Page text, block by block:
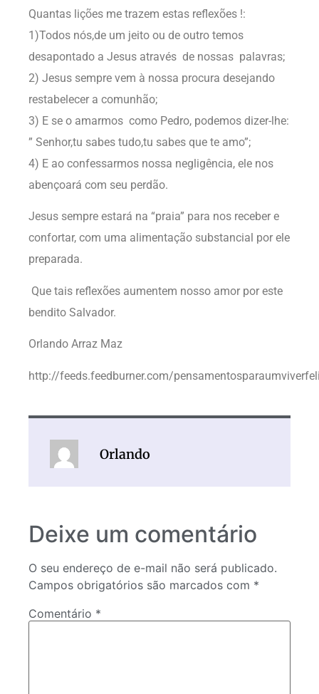
Quantas lições me trazem estas reflexões !:
1)Todos nós,de um jeito ou de outro temos
desapontado a Jesus através de nossas palavras;
2) Jesus sempre vem à nossa procura desejando
restabelecer a comunhão;
3) E se o amarmos como Pedro, podemos dizer-lhe:
” Senhor,tu sabes tudo,tu sabes que te amo”;
4) E ao confessarmos nossa negligência, ele nos
abençoará com seu perdão.
Jesus sempre estará na “praia” para nos receber e
confortar, com uma alimentação substancial por ele
preparada.
Que tais reflexões aumentem nosso amor por este
bendito Salvador.
Orlando Arraz Maz
http://feeds.feedburner.com/
Orlando
Deixe um comentário
O seu endereço de e-mail não será publicado.
Campos obrigatórios são marcados com *
Comentário *